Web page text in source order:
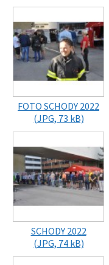
FOTO SCHODY 2022
(JPG, 73 kB)
SCHODY 2022
(JPG, 74 kB)